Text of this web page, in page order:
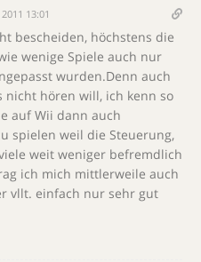
13:01
bescheiden, höchstens die
wenige Spiele auch nur
wurden.Denn auch
hören will, ich kenn so
auf Wii dann auch
spielen weil die Steuerung,
weit weniger befremdlich
ich mich mittlerweile auch
vllt. einfach nur sehr gut